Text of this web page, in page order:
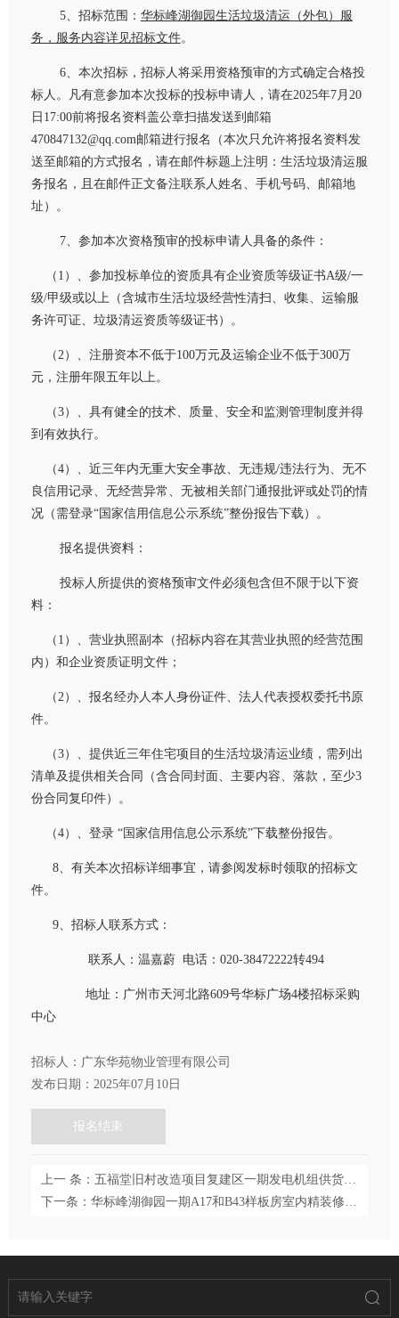
5、招标范围： 华标峰湖御园生活垃圾清运（外包） 服
务，服务内容详见招标文件。
6、本次招标，招标人将采用资格预审的方式确定合格投
标人。凡有意参加本次投标的投标申请人，请在2025年7月 20
日 17:00前将报名资料盖公章扫描发送到邮箱
470847132@qq.com邮箱进行报名（本次只允许将报名资料发
送至邮箱的方式报名，请在邮件标题上注明：生活垃圾清运服
务报名，且在邮件正文备注联系人姓名、手机号码、邮箱地
址）。
7、参加本次资格预审的投标申请人具备的条件：
（1）、参加投标单位的资质具有企业资质等级证书‌A级/一
级/甲级或以上（含城市生活垃圾经营性清扫、收集、运输服
务许可证、垃圾清运资质等级证书）。
（2）、注册资本不低于100万元及运输企业不低于300万
元，注册年限五年以上。
（3）、具有健全的技术、质量、安全和监测管理制度并得
到有效执行。
（4）、近三年内无重大安全事故、无违规/违法行为、无不
良信用记录、无经营异常、无被相关部门通报批评或处罚的情
况（需登录“国家信用信息公示系统”整份报告下载）。
报名提供资料：
投标人所提供的资格预审文件必须包含但不限于以下资
料：
（1）、营业执照副本（招标内容在其营业执照的经营范围
内）和企业资质证明文件；
（2）、报名经办人本人身份证件、法人代表授权委托书原
件。
（3）、提供近三年住宅项目的生活垃圾清运业绩，需列出
清单及提供相关合同（含合同封面、主要内容、落款，至少3
份合同复印件）。
（4）、登录 “国家信用信息公示系统”下载整份报告。
8、有关本次招标详细事宜，请参阅发标时领取的招标文
件。
9、招标人联系方式：
联系人：温嘉蔚 电话： 020-38472222转494
地址：广州市天河北路609号华标广场4楼招标采购
中心
招标人：广东华苑物业管理有限公司
发布日期：2025年07月10日
报名结束
上一 条：五福堂旧村改造项目复建区一期发电机组供货、安装及环保工程招标公告
下一条：华标峰湖御园一期A17和B43样板房室内精装修工程招标公告